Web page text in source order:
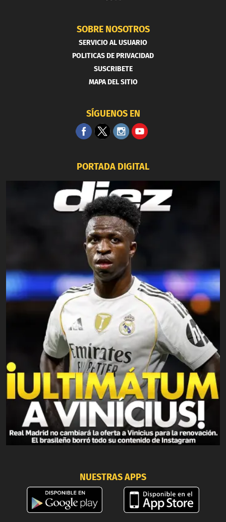
SOBRE NOSOTROS
SERVICIO AL USUARIO
POLITICAS DE PRIVACIDAD
SUSCRIBETE
MAPA DEL SITIO
SÍGUENOS EN
PORTADA DIGITAL
NUESTRAS APPS